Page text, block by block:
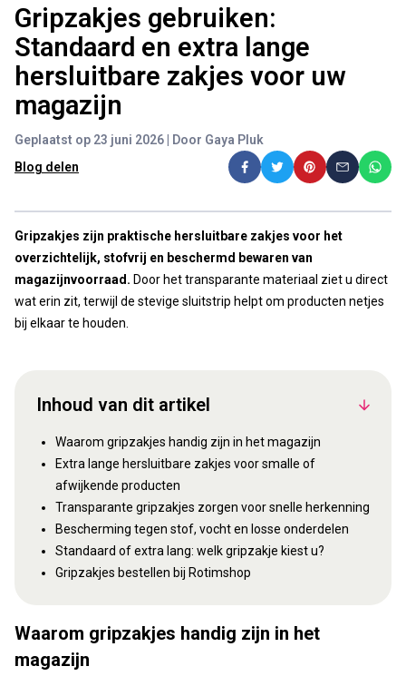
Gripzakjes gebruiken:
Standaard en extra lange
hersluitbare zakjes voor uw
magazijn
Geplaatst op 23 juni 2026 | Door Gaya Pluk
Blog delen
Gripzakjes zijn praktische hersluitbare zakjes voor het
overzichtelijk, stofvrij en beschermd bewaren van
magazijnvoorraad. Door het transparante materiaal ziet u direct
wat erin zit, terwijl de stevige sluitstrip helpt om producten netjes
bij elkaar te houden.
Inhoud van dit artikel
Waarom gripzakjes handig zijn in het magazijn
Extra lange hersluitbare zakjes voor smalle of
afwijkende producten
Transparante gripzakjes zorgen voor snelle herkenning
Bescherming tegen stof, vocht en losse onderdelen
Standaard of extra lang: welk gripzakje kiest u?
Gripzakjes bestellen bij Rotimshop
Waarom gripzakjes handig zijn in het
magazijn